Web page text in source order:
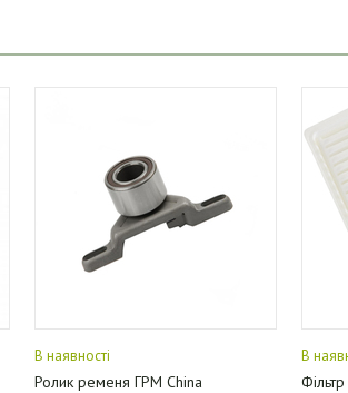
В наявності
Ролик ременя ГРМ China
В